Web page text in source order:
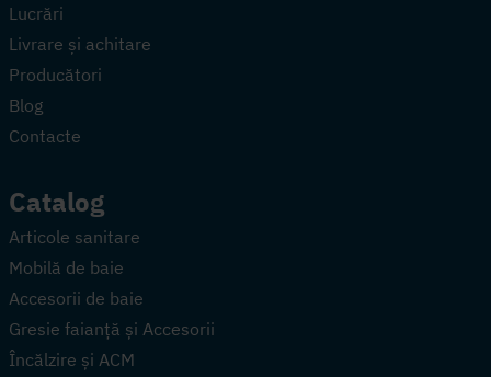
Lucrări
Livrare și achitare
Producători
Blog
Contacte
Catalog
Articole sanitare
Mobilă de baie
Accesorii de baie
Gresie faianță și Accesorii
Încălzire și ACM